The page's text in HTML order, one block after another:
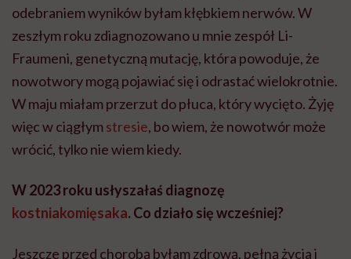
odebraniem wyników byłam kłębkiem nerwów. W
zeszłym roku zdiagnozowano u mnie zespół Li-
Fraumeni, genetyczną mutację, która powoduje, że
nowotwory mogą pojawiać się i odrastać wielokrotnie.
W maju miałam przerzut do płuca, który wycięto. Żyję
więc w ciągłymstresie, bo wiem, że nowotwór może
wrócić, tylko nie wiem kiedy.
W 2023 roku usłyszałaś diagnozę
kostniakomięsaka. Co działo się wcześniej?
Jeszcze przed chorobą byłam zdrową, pełną życia i